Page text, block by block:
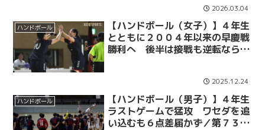
2026.03.04
ハンドボール
【ハンドボール（女子）】４年生
とともに２００４年以来の早慶戦
勝利へ 後半は接戦も逆転ならず
2025.12.24
ハンドボール
【ハンドボール（男子）】４年生
ラストゲームで猛攻 ワセダを追
い込むも６点差届かず／第７３回